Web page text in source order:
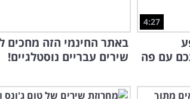
4:27
עם פה
באתר החינמי הזה מחכים
שירים עבריים נוסטלגיים!